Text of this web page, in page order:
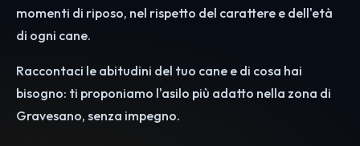
momenti di riposo, nel rispetto del carattere e dell'età
di ogni cane.
Raccontaci le abitudini del tuo cane e di cosa hai
bisogno: ti proponiamo l'asilo più adatto nella zona di
Gravesano, senza impegno.